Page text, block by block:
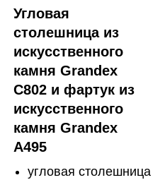
Угловая
столешница из
искусственного
камня Grandex
C802 и фартук из
искусственного
камня Grandex
A495
угловая столешница